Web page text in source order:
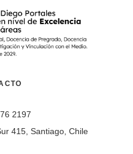
2197
415, Santiago, Chile